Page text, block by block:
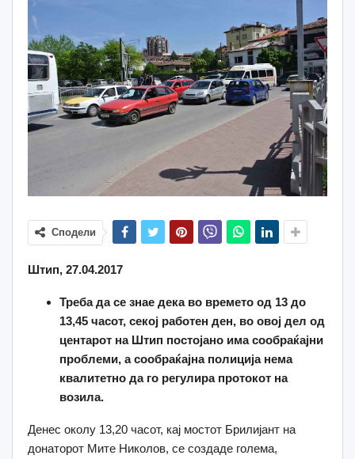
Сподели
Штип, 27.04.2017
Треба да се знае дека во времето од 13 до
13,45 часот, секој работен ден, во овој дел од
центарот на Штип постојано има сообраќајни
проблеми, а сообраќајна полиција нема
квалитетно да го регулира протокот на
возила.
Денес околу 13,20 часот, кај мостот Брилијант на
донаторот Мите Николов, се создаде голема,